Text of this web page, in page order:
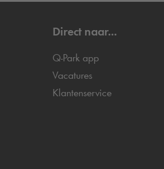
Direct naar...
Q-Park app
Vacatures
Klantenservice